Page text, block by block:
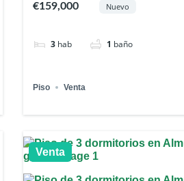
€159,000 Nuevo
3 hab 1 baño
Piso Venta
Venta